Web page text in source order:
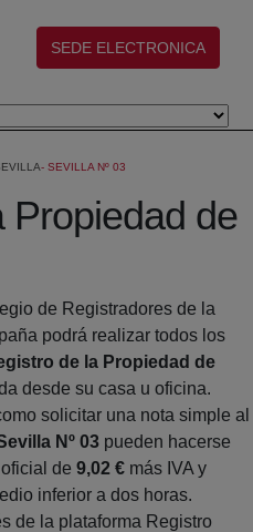
(abre en nueva ventana)
SEDE ELECTRONICA
SEVILLA Nº 03
Propiedad de
de Registradores de la
podrá realizar todos los
de la Propiedad de
desde su casa u oficina.
solicitar una nota simple al
Nº 03 pueden hacerse
de 9,02 € más IVA y
inferior a dos horas.
de la plataforma Registro